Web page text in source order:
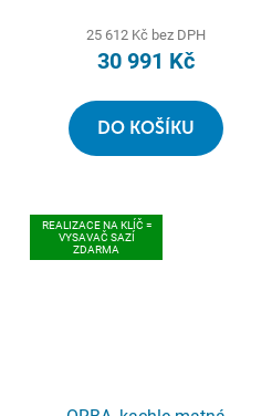
25 612 Kč bez DPH
30 991 Kč
DO KOŠÍKU
REALIZACE NA KLÍČ =
VYSAVAČ SAZÍ
ZDARMA